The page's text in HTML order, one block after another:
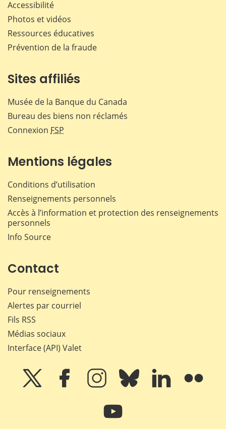
Accessibilité
Photos et vidéos
Ressources éducatives
Prévention de la fraude
Sites affiliés
Musée de la Banque du Canada
Bureau des biens non réclamés
Connexion FSP
Mentions légales
Conditions d’utilisation
Renseignements personnels
Accès à l’information et protection des renseignements
personnels
Info Source
Contact
Pour renseignements
Alertes par courriel
Fils RSS
Médias sociaux
Interface (API) Valet